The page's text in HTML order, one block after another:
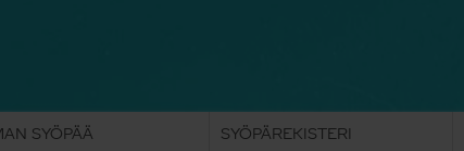
SYÖPÄÄ SYÖPÄREKISTERI